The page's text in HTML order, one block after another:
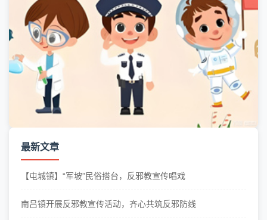
最新文章
【屯城镇】“军坡”民俗搭台，反邪教宣传唱戏
南吕镇开展反邪教宣传活动，齐心共筑反邪防线